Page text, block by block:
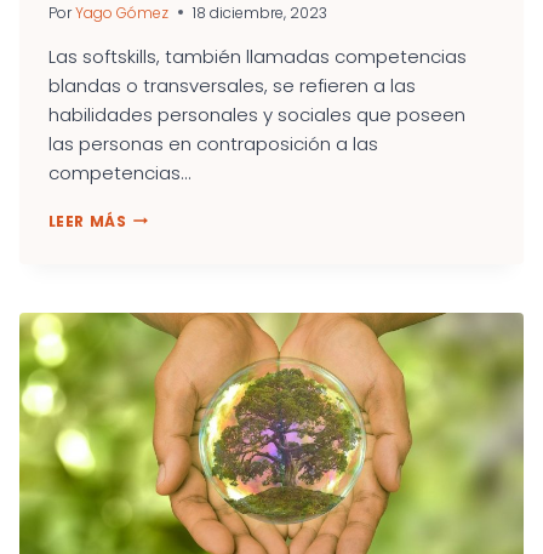
Por Yago Gómez 18 diciembre, 2023
Las softskills, también llamadas competencias
blandas o transversales, se refieren a las
habilidades personales y sociales que poseen
las personas en contraposición a las
competencias...
LEER MÁS SOFTSKILLS:
DESEADAS
COMPETENCIAS
PROFESIONALES
QUE
NUNCA
PODRÁ
SUPLIR
INTELIGENCIA
ARTIFICIAL.